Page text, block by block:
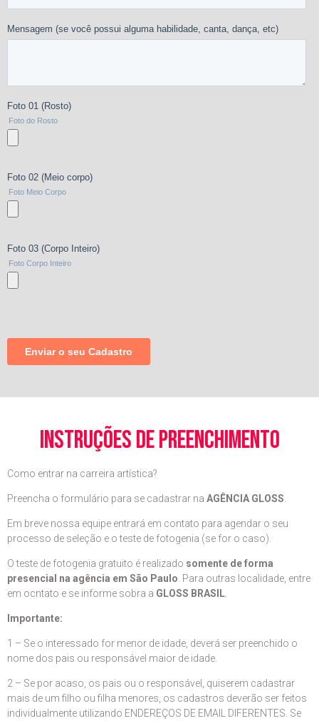
instruções de preenchimento
Como entrar na carreira artística?
Preencha o formulário para se cadastrar na AGÊNCIA GLOSS
Em breve nossa equipe entrará em contato para agendar o seu
processo de seleção e o teste de fotogenia (se for o caso).
O teste de fotogenia gratuito é realizado somente de forma
presencial na agência em São Paulo . Para outras localidade, entre
em ocntato e se informe sobra a GLOSS BRASIL
Importante:
1 – Se o interessado for menor de idade, deverá ser preenchido o
nome dos pais ou responsável maior de idade.
2 – Se por acaso, os pais ou o responsável, quiserem cadastrar
mais de um filho ou filha menores, os cadastros deverão ser feitos
individualmente utilizando ENDEREÇOS DE EMAIL DIFERENTES. Se